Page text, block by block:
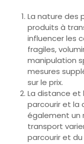
La nature des
produits à
influencer les
fragiles,
manipulation
mesures
sur le prix.
La distance et
parcourir et la
également un
transport
parcourir et